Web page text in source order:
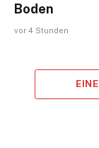
Boden
vor 4 Stunden